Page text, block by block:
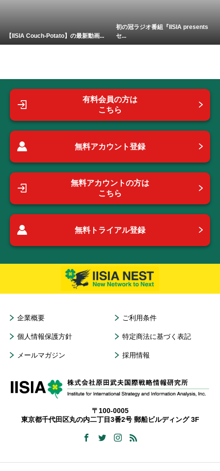
【IISIA Couch-Potato】の最新動画...
初の冠ラジオ番組『IISIA presents
セ...
有料会員の方は
こちら
無料アカウント登録
無料アカウントの方は
こちら
無料トライアル登録
企業概要 ご利用条件
個人情報保護方針 特定商法に基づく表記
メールマガジン 採用情報
〒100-0005
東京都千代田区丸の内二丁目3番2号 郵船ビルディング 3F